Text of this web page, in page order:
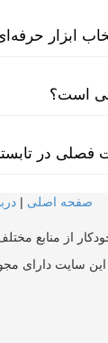
ابزار
است؟
فصلی در
صفحه اصلی |
از منابع
سایت دارای